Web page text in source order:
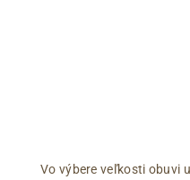
Vo výbere veľkosti obuvi